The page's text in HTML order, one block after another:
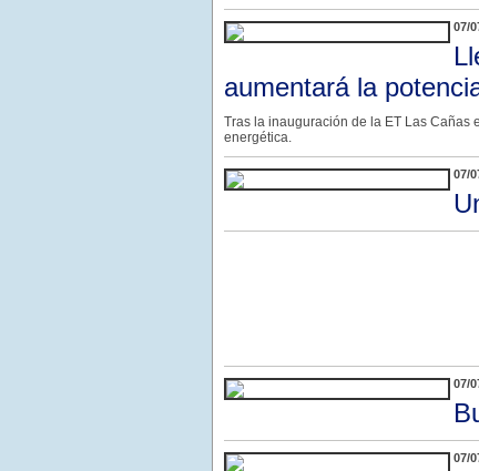
07/
aumentará la
Tras la inauguración de la ET Las Cañas
energética.
07/
07/
07/